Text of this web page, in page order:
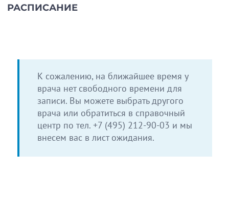
РАСПИСАНИЕ
К сожалению, на ближайшее время у
врача нет свободного времени для
записи. Вы можете выбрать другого
врача или обратиться в справочный
центр по тел. +7 (495) 212-90-03 и мы
внесем вас в лист ожидания.